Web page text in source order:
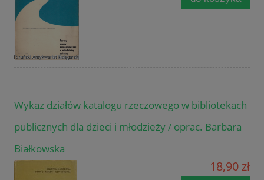
Wykaz działów katalogu rzeczowego w bibliotekach
publicznych dla dzieci i młodzieży / oprac. Barbara
Białkowska
18,90 zł